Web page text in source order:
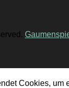
Cookies, um